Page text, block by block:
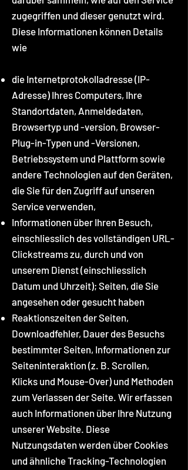
zugegriffen und dieser genutzt wird.
Diese Informationen können Details
wie
die Internetprotokolladresse (IP-
Adresse) Ihres Computers, Ihre
Standortdaten, Anmeldedaten,
Browsertyp und -version, Browser-
Plug-in-Typen und -Versionen,
Betriebssystem und Plattform sowie
andere Technologien auf den Geräten,
die Sie für den Zugriff auf unseren
Service verwenden,
Informationen über Ihren Besuch,
einschliesslich des vollständigen URL-
Clickstreams zu, durch und von
unserem Dienst (einschliesslich
Datum und Uhrzeit); Seiten, die Sie
angesehen oder gesucht haben
Reaktionszeiten der Seiten,
Downloadfehler, Dauer des Besuchs
bestimmter Seiten, Informationen zur
Seiteninteraktion (z. B. Scrollen,
Klicks und Mouse-Over) und Methoden
zum Verlassen der Seite. Wir erfassen
auch Informationen über Ihre Nutzung
unserer Website. Diese
Nutzungsdaten werden über Cookies
und ähnliche Tracking-Technologien